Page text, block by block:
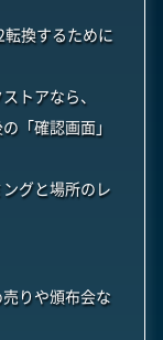
転換するために
トアなら、
「確認画面」
グと場所のレ
りや頒布会な